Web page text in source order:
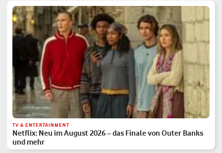
TV & ENTERTAINMENT
Netflix: Neu im August 2026 – das Finale von Outer Banks
und mehr